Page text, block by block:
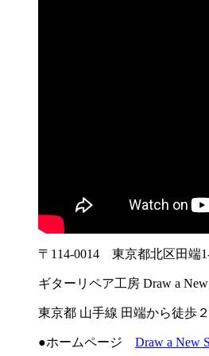
〒114-0014 東京都北区田端
ギターリペア工房 Draw a New
東京都 山手線 田端から徒歩
●ホームページ Draw a New